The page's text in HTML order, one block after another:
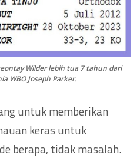
Wilder lebih tua 7 tahun dari
WBO Joseph Parker.
untuk memberikan
keras untuk
berapa, tidak masalah.